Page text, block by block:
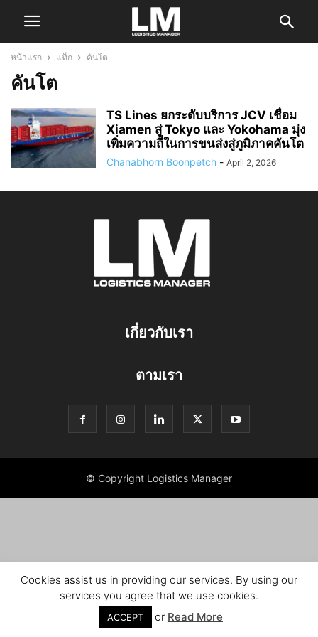
หน้าแรก แท็ก คันโต
คันโต
TS Lines ยกระดับบริการ JCV เชื่อม
Xiamen สู่ Tokyo และ Yokohama มุ่ง
เพิ่มความถี่ในการขนส่งสู่ภูมิภาคคันโต
Chanabhorn Boonpetch - April 2, 2026
เกี่ยวกับเรา
ตามเรา
© Copyright Logistics Manager
Cookies assist us in providing our services. By using our
services you agree that we use cookies.
ACCEPT or Read More